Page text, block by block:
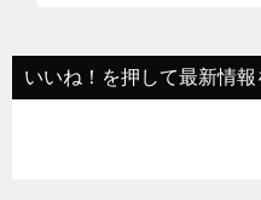
ョ
ン
いいね！を押して最新情報